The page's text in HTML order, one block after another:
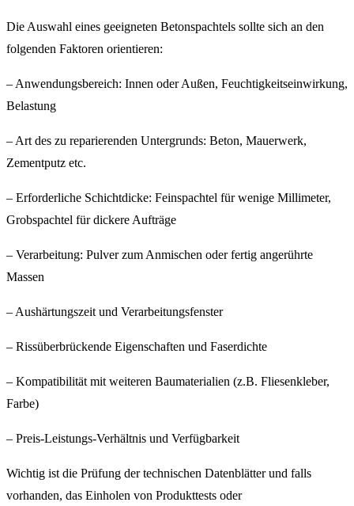
Die Auswahl eines geeigneten Betonspachtels sollte sich an den
folgenden Faktoren orientieren:
– Anwendungsbereich: Innen oder Außen, Feuchtigkeitseinwirkung,
Belastung
– Art des zu reparierenden Untergrunds: Beton, Mauerwerk,
Zementputz etc.
– Erforderliche Schichtdicke: Feinspachtel für wenige Millimeter,
Grobspachtel für dickere Aufträge
– Verarbeitung: Pulver zum Anmischen oder fertig angerührte
Massen
– Aushärtungszeit und Verarbeitungsfenster
– Rissüberbrückende Eigenschaften und Faserdichte
– Kompatibilität mit weiteren Baumaterialien (z.B. Fliesenkleber,
Farbe)
– Preis-Leistungs-Verhältnis und Verfügbarkeit
Wichtig ist die Prüfung der technischen Datenblätter und falls
vorhanden, das Einholen von Produkttests oder